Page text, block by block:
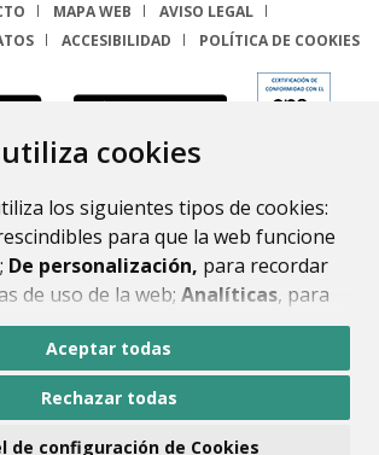
cookies
los siguientes tipos de cookies:
para que la web funcione
De personalización, para recordar
de uso de la web; Analíticas, para
de la web y sus servicios.
el botón“Aceptar todas”
acepta su uso. Si pulsa el botón
Aceptar todas
Rechazar todas
de configuración de Cookies
MAPA WEB
AVISO LEGAL
ACCESIBILIDAD POLÍTICA DE COOKIES